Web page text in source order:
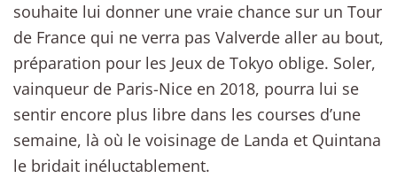
souhaite lui donner une vraie chance sur un Tour
de France qui ne verra pas Valverde aller au bout,
préparation pour les Jeux de Tokyo oblige. Soler,
vainqueur de Paris-Nice en 2018, pourra lui se
sentir encore plus libre dans les courses d’une
semaine, là où le voisinage de Landa et Quintana
le bridait inéluctablement.